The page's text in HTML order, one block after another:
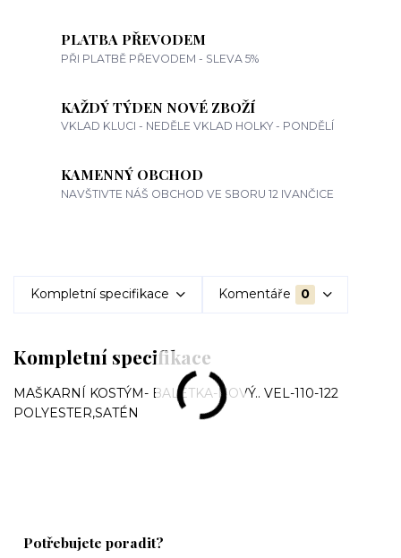
PLATBA PŘEVODEM
PŘI PLATBĚ PŘEVODEM - SLEVA 5%
KAŽDÝ TÝDEN NOVÉ ZBOŽÍ
VKLAD KLUCI - NEDĚLE VKLAD HOLKY - PONDĚLÍ
KAMENNÝ OBCHOD
NAVŠTIVTE NÁŠ OBCHOD VE SBORU 12 IVANČICE
Kompletní specifikace Komentáře 0
Kompletní specifikace
MAŠKARNÍ KOSTÝM- BALETKA-NOVÝ.. VEL-110-122
POLYESTER,SATÉN
Potřebujete poradit?